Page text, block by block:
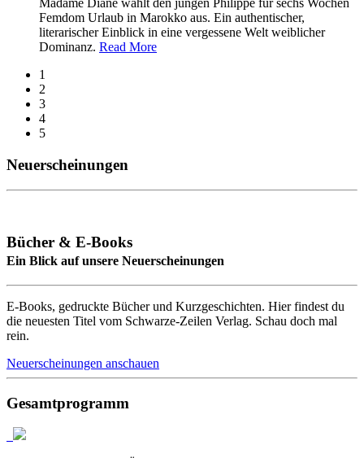
Madame Diane wählt den jungen Philippe für sechs Wochen
Femdom Urlaub in Marokko aus. Ein authentischer,
literarischer Einblick in eine vergessene Welt weiblicher
Dominanz. Read More
1
2
3
4
5
Neuerscheinungen
Bücher & E-Books
Ein Blick auf unsere Neuerscheinungen
E-Books, gedruckte Bücher und Kurzgeschichten. Hier findest du
die neuesten Titel vom Schwarze-Zeilen Verlag. Schau doch mal
rein.
Neuerscheinungen anschauen
Gesamtprogramm